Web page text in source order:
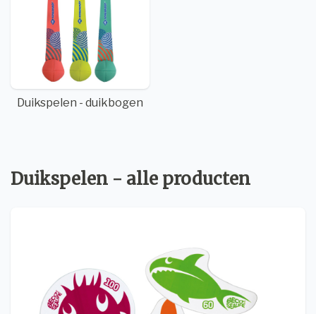
Duikspelen - duikbogen
Duikspelen - alle producten